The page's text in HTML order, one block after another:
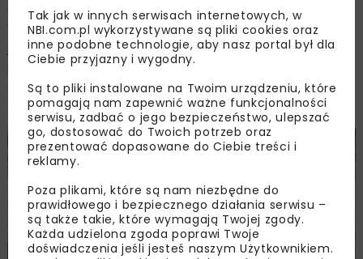
i sportowe LED-y dodają agresji wyglądowi tej maszyny.
Wnętrze MG ZS jest przyjemne i ergonomiczne, ale auto
jest odczuwalnie mniejsze i lżejsze od HS. Centralnym
punktem jest 10-calowy ekran dotykowy, który obsługuje
system multimedialny z nawigacją, Bluetoothem
oraz Apple CarPlay / Android Auto.
Tak jak w innych serwisach internetowych, w
NBI.com.pl wykorzystywane są pliki cookies oraz
inne podobne technologie, aby nasz portal był dla
Ciebie przyjazny i wygodny.
Są to pliki instalowane na Twoim urządzeniu, które
pomagają nam zapewnić ważne funkcjonalności
serwisu, zadbać o jego bezpieczeństwo, ulepszać
go, dostosować do Twoich potrzeb oraz
prezentować dopasowane do Ciebie treści i
reklamy.
Poza plikami, które są nam niezbędne do
prawidłowego i bezpiecznego działania serwisu –
są także takie, które wymagają Twojej zgody.
Każda udzielona zgoda poprawi Twoje
doświadczenia jeśli jesteś naszym Użytkownikiem.